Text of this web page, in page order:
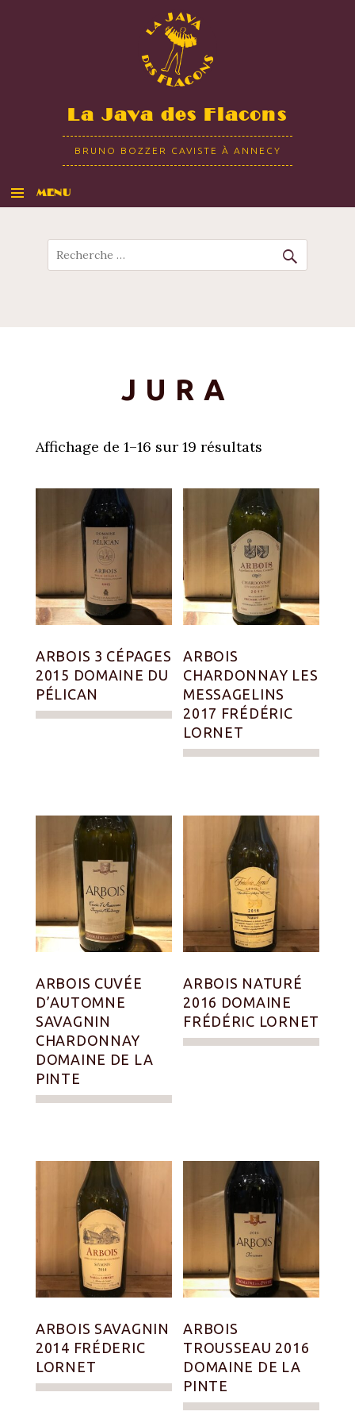
La Java des Flacons
BRUNO BOZZER CAVISTE À ANNECY
MENU
Recherche
JURA
Affichage de 1–16 sur 19 résultats
ARBOIS 3 CÉPAGES
2015 DOMAINE DU
PÉLICAN
ARBOIS
CHARDONNAY LES
MESSAGELINS
2017 FRÉDÉRIC
LORNET
ARBOIS CUVÉE
D’AUTOMNE
SAVAGNIN
CHARDONNAY
DOMAINE DE LA
PINTE
ARBOIS NATURÉ
2016 DOMAINE
FRÉDÉRIC LORNET
ARBOIS SAVAGNIN
2014 FRÉDERIC
LORNET
ARBOIS
TROUSSEAU 2016
DOMAINE DE LA
PINTE